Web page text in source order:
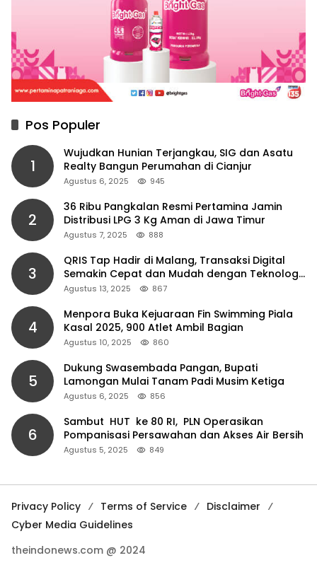
Pos Populer
1
Wujudkan Hunian Terjangkau, SIG dan Asatu
Realty Bangun Perumahan di Cianjur
Agustus 6, 2025 945
2
36 Ribu Pangkalan Resmi Pertamina Jamin
Distribusi LPG 3 Kg Aman di Jawa Timur
Agustus 7, 2025 888
3
QRIS Tap Hadir di Malang, Transaksi Digital
Semakin Cepat dan Mudah dengan Teknologi
NFC
Agustus 13, 2025 867
4
Menpora Buka Kejuaraan Fin Swimming Piala
Kasal 2025, 900 Atlet Ambil Bagian
Agustus 10, 2025 860
5
Dukung Swasembada Pangan, Bupati
Lamongan Mulai Tanam Padi Musim Ketiga
Agustus 6, 2025 856
6
Sambut HUT ke 80 RI, PLN Operasikan
Pompanisasi Persawahan dan Akses Air Bersih
Agustus 5, 2025 849
Privacy Policy Terms of Service
Disclaimer
Cyber Media Guidelines
theindonews.com @ 2024